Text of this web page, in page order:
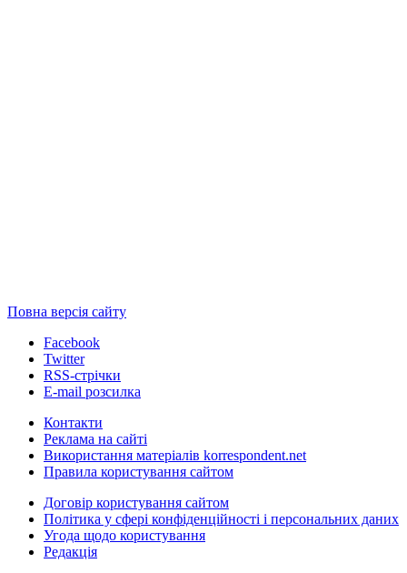
Повна версія сайту
Facebook
Twitter
RSS-стрічки
E-mail розсилка
Контакти
Реклама на сайті
Використання матеріалів korrespondent.net
Правила користування сайтом
Договір користування сайтом
Політика у сфері конфіденційності і персональних даних
Угода щодо користування
Редакція